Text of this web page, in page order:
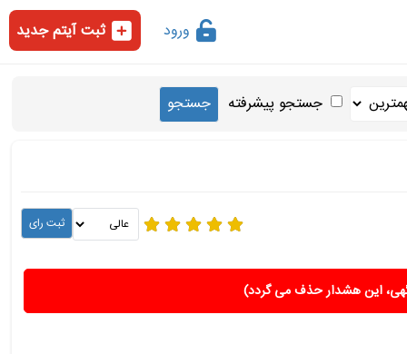
ورود ثبت آیتم جدید
جستجو پیشرفته
این هشدار حذف می گردد)